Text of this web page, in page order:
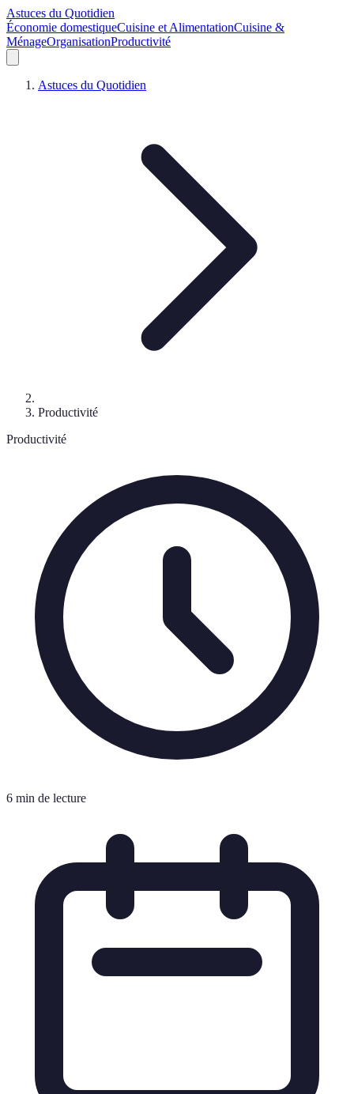
Astuces du Quotidien
Économie domestiqueCuisine et AlimentationCuisine &
MénageOrganisationProductivité
Astuces du Quotidien
Productivité
Productivité
6 min de lecture